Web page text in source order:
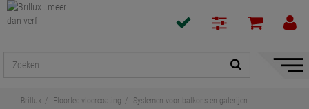
Brillux Floortec vloercoating
Systemen voor balkons en galerijen